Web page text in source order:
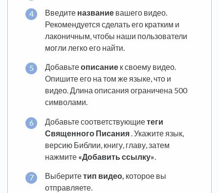
Введите название вашего видео.
Рекомендуется сделать его кратким и
лаконичным, чтобы наши пользователи
могли легко его найти.
Добавьтеописание к своему видео.
Опишите его на том же языке, что и
видео. Длина описания ограничена 500
символами.
Добавьте соответствующиетеги
Священного Писания. Укажите язык,
версию Библии, книгу, главу, затем
нажмите «Добавить ссылку».
Выберитетип видео, которое вы
отправляете.